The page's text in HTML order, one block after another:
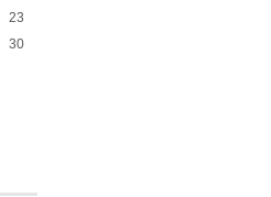
23
30